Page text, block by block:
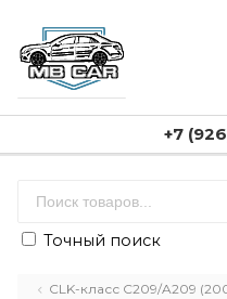
+7
Точный поиск
CLK-класс C209/A209